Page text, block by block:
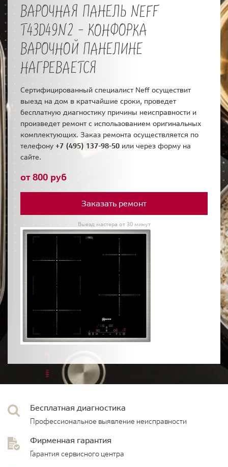
ВАРОЧНАЯ ПАНЕЛЬ NEFF
T43D49N2 - КОНФОРКА
ВАРОЧНОЙ ПАНЕЛИНЕ
НАГРЕВАЕТСЯ
Сертифицированный специалист Neff осуществит
выезд на дом в кратчайшие сроки, проведет
бесплатную диагностику причины неисправности и
произведет ремонт с использованием оригинальных
комплектующих. Заказ ремонта осуществляется по
телефону +7 (495) 137-98-50 или через форму на
сайте.
от 800 руб
Заказать ремонт
Выезд мастера от 30 минут
Бесплатная диагностика
Профессиональное выявление неисправности
Фирменная гарантия
Гарантия сервисного центра